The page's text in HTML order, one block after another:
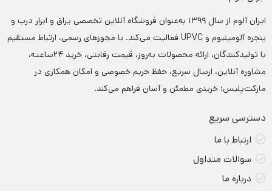
ایران آلوم از سال ۱۳۹۹ به‌عنوان فروشگاه آنلاین تخصصی یراق و ابزار درب‌ و
پنجره آلومینیوم و UPVC فعالیت می‌کند. با مجوزهای رسمی، ارتباط مستقیم
با تولیدکنندگان، ارائه محصولات به‌روز، قیمت رقابتی، خرید ۲۴ساعته،
مشاوره آنلاین، ارسال سریع، حفظ حریم خصوصی و امکان همکاری در
مارکت‌پلیس؛ خریدی مطمئن و آسان فراهم می‌کند.
دسترسی سریع
ارتباط با ما
سوالات متداول
درباره ما